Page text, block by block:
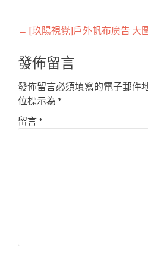
Post
navigation
← [玖陽視覺]戶外帆布廣告 大
發佈留言
發佈留言必須填寫的電子郵件
位標示為 *
留言*